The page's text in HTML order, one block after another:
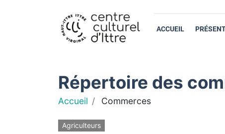
ACCUEIL
Répertoire des
Accueil Commerces
Agriculteurs